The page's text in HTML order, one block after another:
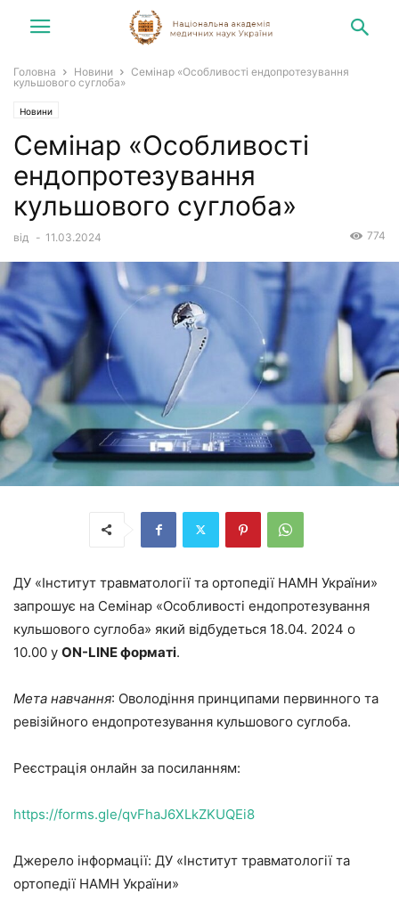
Головна Новини
Семінар «Особливості ендопротезування
кульшового суглоба»
Новини
Семінар «Особливості
ендопротезування
кульшового суглоба»
від - 11.03.2024 774
ДУ «Інститут травматології та ортопедії НАМН України»
запрошує на Семінар «Особливості ендопротезування
кульшового суглоба» який відбудеться 18.04. 2024 о
10.00 у ON-LINE форматі.
Мета навчання: Оволодіння принципами первинного та
ревізійного ендопротезування кульшового суглоба.
Реєстрація онлайн за посиланням:
https://forms.gle/qvFhaJ6XLkZKUQEi8
Джерело інформації: ДУ «Інститут травматології та
ортопедії НАМН України»